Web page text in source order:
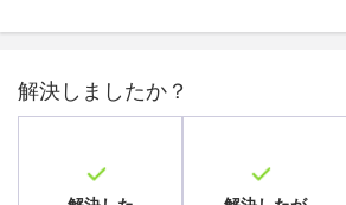
解決しましたか？